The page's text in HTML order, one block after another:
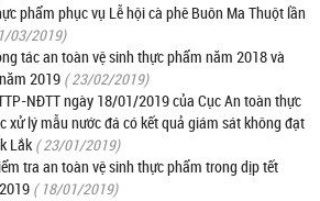
phẩm phục vụ Lễ hội cà phê Buôn Ma Thuột lần
03/2019)
tác an toàn vệ sinh thực phẩm năm 2018 và
2019 ( 23/02/2019)
NĐTT ngày 18/01/2019 của Cục An toàn thực
xử lý mẫu nước đá có kết quả giám sát không đạt
Lắk ( 23/01/2019)
tra an toàn vệ sinh thực phẩm trong dịp tết
( 18/01/2019)